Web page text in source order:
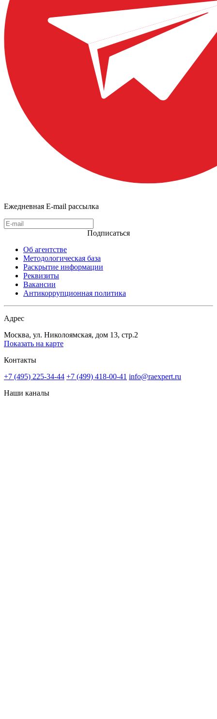
Ежедневная E-mail рассылка
Подписаться
Об агентстве
Методологическая база
Раскрытие информации
Реквизиты
Вакансии
Антикоррупционная политика
Адрес
Москва, ул. Николоямская, дом 13, стр.2
Показать на карте
Контакты
+7 (495) 225-34-44 +7 (499) 418-00-41 info@raexpert.ru
Наши каналы